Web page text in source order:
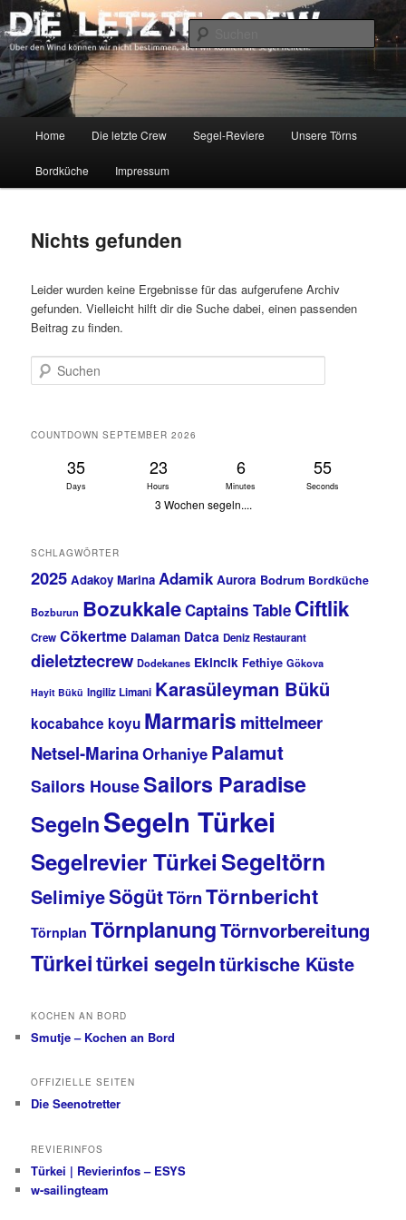
Zum
primären
Inhalt
springen
Zum
sekundären
Inhalt
springenDIE LETZTE CREW
Über den Wind können wir nicht bestimmen, aber wir können die Segel
richten.
Home Die letzte Crew Segel-Reviere Unsere Törns
Bordküche Impressum
Nichts gefunden
Leider wurden keine Ergebnisse für das aufgerufene Archiv
gefunden. Vielleicht hilft dir die Suche dabei, einen passenden
Beitrag zu finden.
Suchen
COUNTDOWN SEPTEMBER 2026
35
Days
23
Hours
6
Minutes
55
Seconds
3 Wochen segeln....
SCHLAGWÖRTER
2025 Adakoy Marina Adamik Aurora Bodrum Bordküche
Bozburun BozukkaleCaptains Table Ciftlik
Crew Cökertme Dalaman Datca Deniz Restaurant
dieletztecrew Dodekanes Ekincik Fethiye Gökova
Hayit Bükü Ingiliz Limani Karasüleyman Bükü
kocabahce koyu Marmaris mittelmeer
Netsel-MarinaOrhaniye Palamut
Sailors HouseSailors Paradise
SegelnSegeln Türkei
Segelrevier TürkeiSegeltörn
SelimiyeSögütTörnTörnbericht
Törnplan TörnplanungTörnvorbereitung
Türkeitürkei segelntürkische Küste
KOCHEN AN BORD
Smutje – Kochen an Bord
OFFIZIELLE SEITEN
Die Seenotretter
REVIERINFOS
Türkei | Revierinfos – ESYS
w-sailingteam